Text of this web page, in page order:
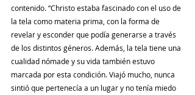
contenido. “Christo estaba fascinado con el uso de
la tela como materia prima, con la forma de
revelar y esconder que podía generarse a través
de los distintos géneros. Además, la tela tiene una
cualidad nómade y su vida también estuvo
marcada por esta condición. Viajó mucho, nunca
sintió que pertenecía a un lugar y no tenía miedo